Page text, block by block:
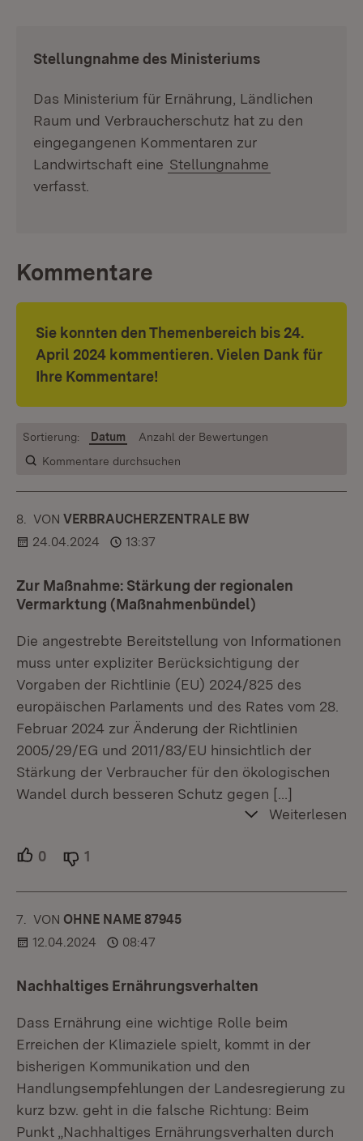
:Stellungnahme des Ministeriums
Das Ministerium für Ernährung, Ländlichen
Raum und Verbraucherschutz hat zu den
eingegangenen Kommentaren zur
Landwirtschaft eine Stellungnahme
verfasst.
Kommentare
Sie konnten den Themenbereich bis 24.
April 2024 kommentieren. Vielen Dank für
Ihre Kommentare!
Kommentare durchsuchen
Sortierung: Datum Anzahl der Bewertungen
8. KOMMENTAR
VON :VERBRAUCHERZENTRALE BW
24.04.2024
13:37
Zur Maßnahme: Stärkung der regionalen
Vermarktung (Maßnahmenbündel)
Die angestrebte Bereitstellung von Informationen
muss unter expliziter Berücksichtigung der
Vorgaben der Richtlinie (EU) 2024/825 des
europäischen Parlaments und des Rates vom 28.
Februar 2024 zur Änderung der Richtlinien
2005/29/EG und 2011/83/EU hinsichtlich der
Stärkung der Verbraucher für den ökologischen
Wandel durch besseren Schutz gegen […]
Weiterlesen
0 Unterstützer.
1
7. KOMMENTAR
VON :OHNE NAME 87945
12.04.2024
08:47
Nachhaltiges Ernährungsverhalten
Dass Ernährung eine wichtige Rolle beim
Erreichen der Klimaziele spielt, kommt in der
bisherigen Kommunikation und den
Handlungsempfehlungen der Landesregierung zu
kurz bzw. geht in die falsche Richtung: Beim
Punkt „Nachhaltiges Ernährungsverhalten durch